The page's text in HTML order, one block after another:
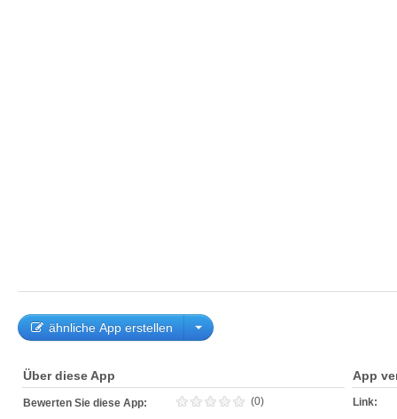
ähnliche App erstellen
Über diese App
Bewerten Sie diese App: (0)
App
Link: